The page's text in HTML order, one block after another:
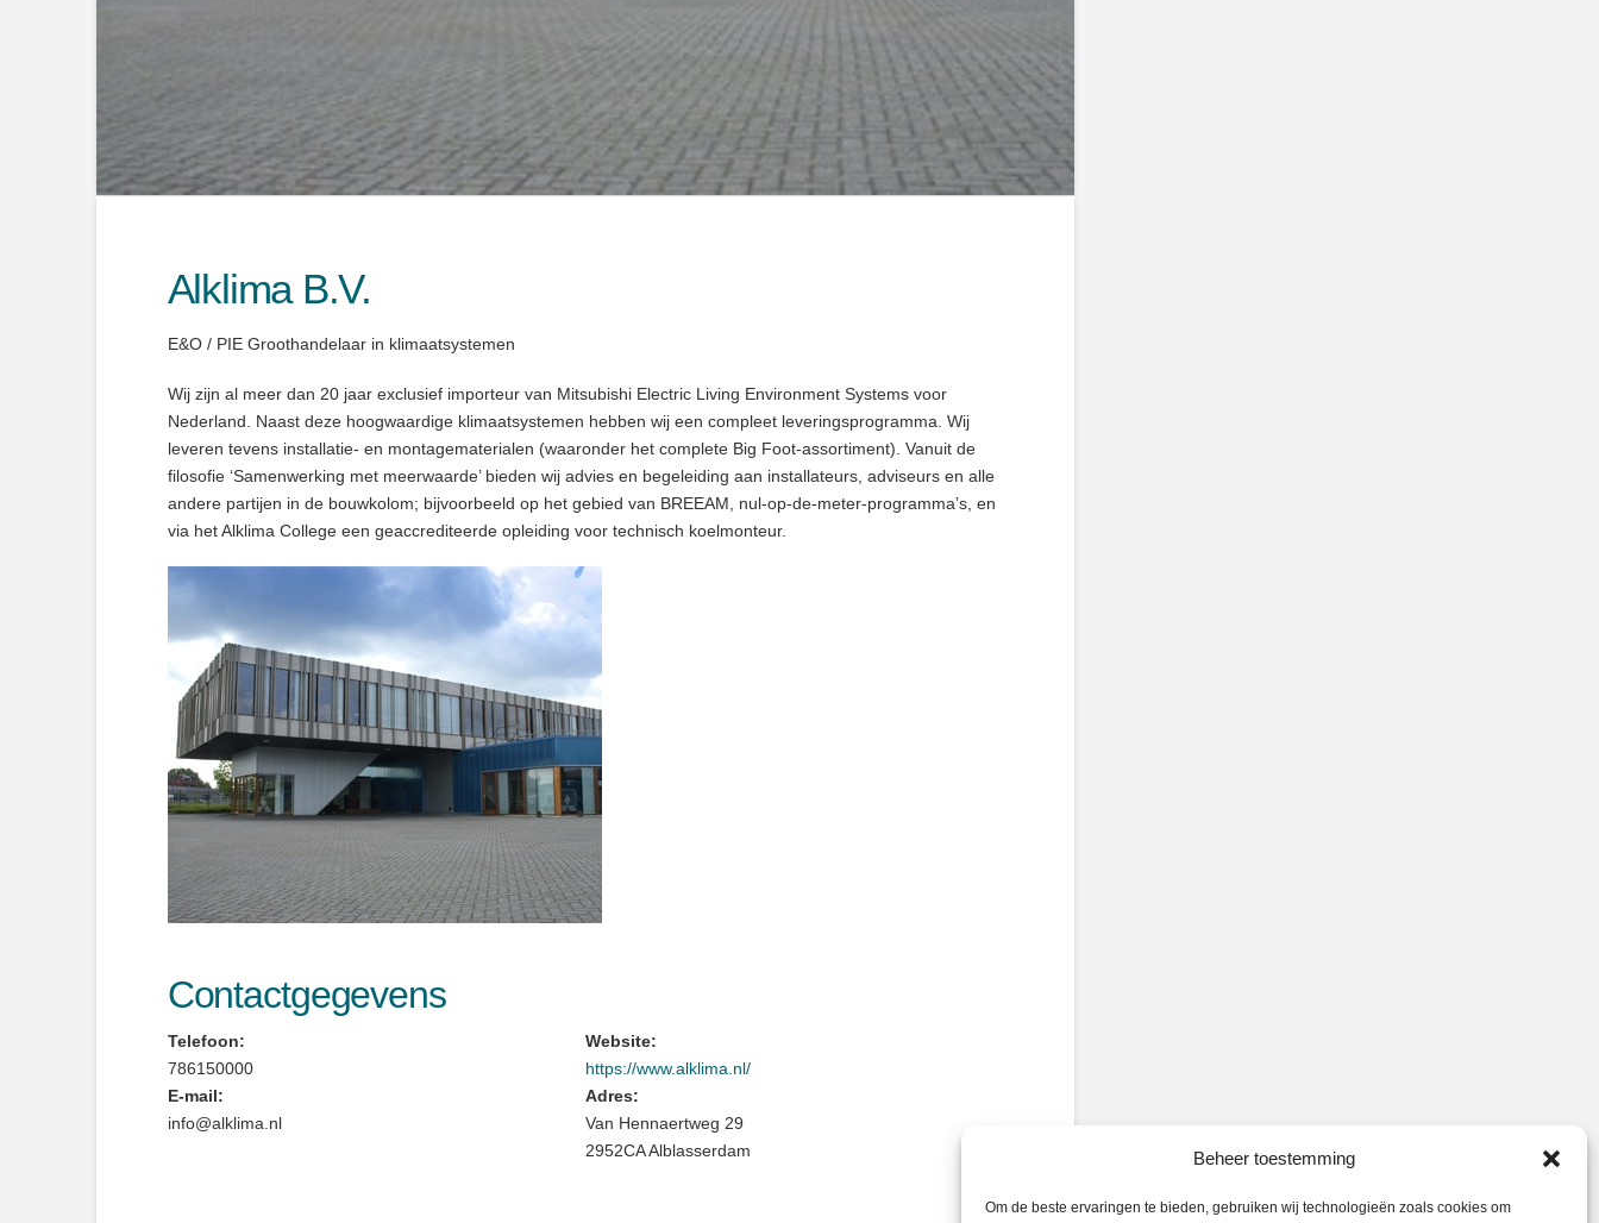
Beheer toestemming
Om de beste ervaringen te bieden, gebruiken wij technologieën zoals cookies om
Alklima B.V.
E&O / PIE Groothandelaar in klimaatsystemen
Wij zijn al meer dan 20 jaar exclusief importeur van Mitsubishi Electric Living Environment Systems voor
Nederland. Naast deze hoogwaardige klimaatsystemen hebben wij een compleet leveringsprogramma. Wij
leveren tevens installatie- en montagematerialen (waaronder het complete Big Foot-assortiment). Vanuit de
filosofie ‘Samenwerking met meerwaarde’ bieden wij advies en begeleiding aan installateurs, adviseurs en alle
andere partijen in de bouwkolom; bijvoorbeeld op het gebied van BREEAM, nul-op-de-meter-programma’s, en
via het Alklima College een geaccrediteerde opleiding voor technisch koelmonteur.
Contactgegevens
Telefoon:
786150000
E-mail:
info@alklima.nl
Website:
https://www.alklima.nl/
Adres:
Van Hennaertweg 29
2952CA Alblasserdam